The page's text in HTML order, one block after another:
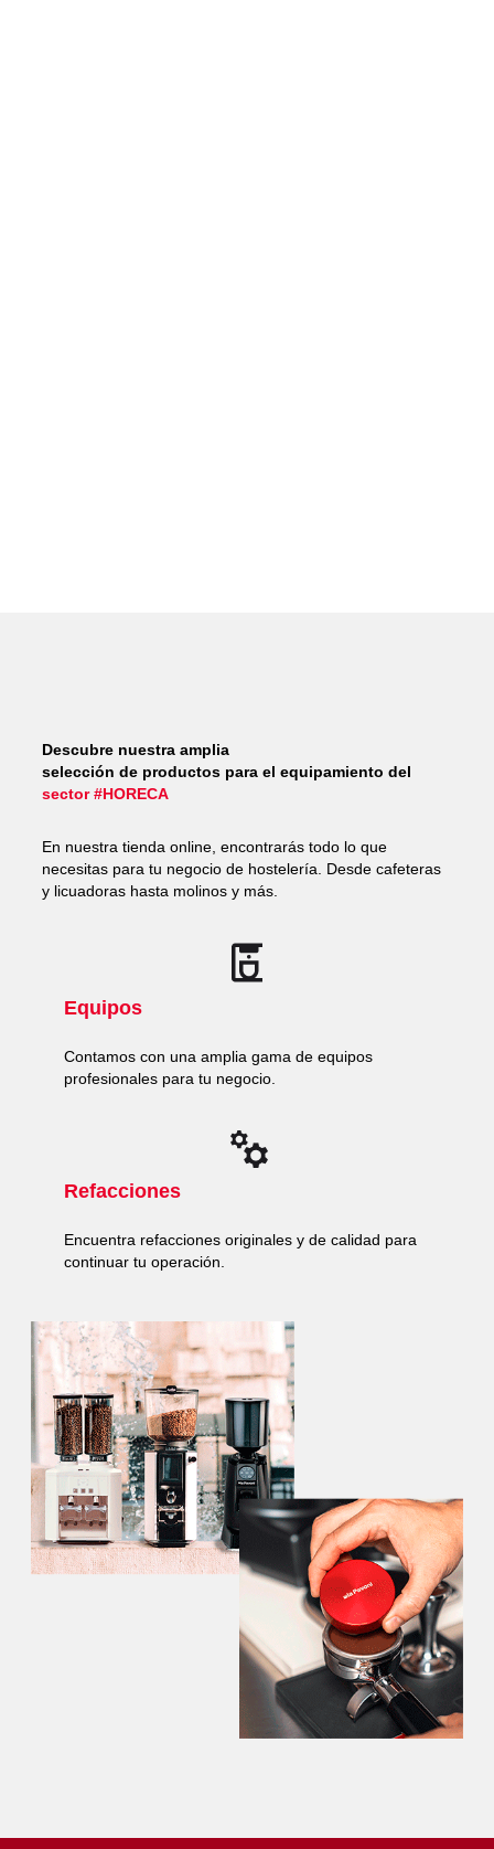
Descubre nuestra amplia
selección de productos para el equipamiento del
sector #HORECA
En nuestra tienda online, encontrarás todo lo que
necesitas para tu negocio de hostelería. Desde cafeteras
y licuadoras hasta molinos y más.
Equipos
Contamos con una amplia gama de equipos
profesionales para tu negocio.
Refacciones
Encuentra refacciones originales y de calidad para
continuar tu operación.